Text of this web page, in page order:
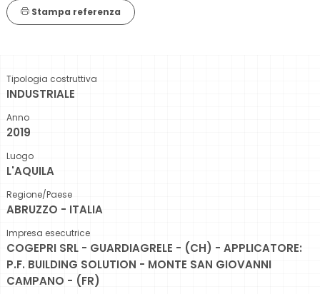
Stampa referenza
Tipologia costruttiva
INDUSTRIALE
Anno
2019
Luogo
L'AQUILA
Regione/Paese
ABRUZZO - ITALIA
Impresa esecutrice
COGEPRI SRL - GUARDIAGRELE - (CH) - APPLICATORE:
P.F. BUILDING SOLUTION - MONTE SAN GIOVANNI
CAMPANO - (FR)